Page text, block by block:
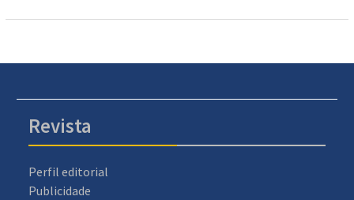
Revista
Perfil editorial
Publicidade